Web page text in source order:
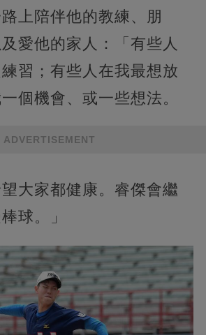
上陪伴他的教練、朋
愛他的家人：「有些人
習；有些人在我最想放
個機會、或一些想法。
ADVERTISEMENT
大家都健康。睿傑會繼
球。」